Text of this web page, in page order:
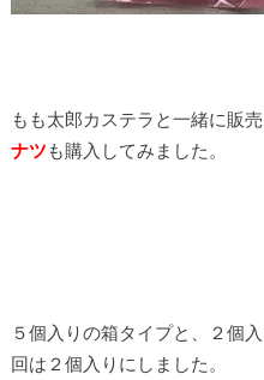
もも太郎カステラと一緒に販
ナツ も購入してみました。
５個入りの箱タイプと、２個
回は２個入りにしました。